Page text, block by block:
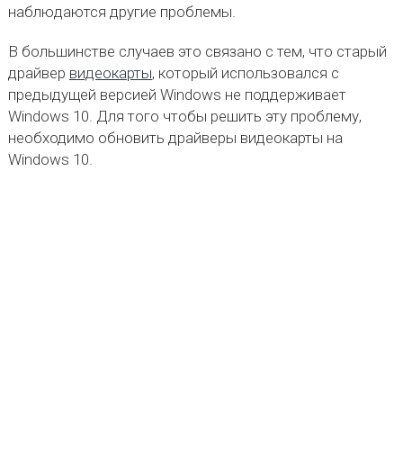
наблюдаются другие проблемы.
В большинстве случаев это связано с тем, что старый
драйвер видеокарты, который использовался с
предыдущей версией Windows не поддерживает
Windows 10. Для того чтобы решить эту проблему,
необходимо обновить драйверы видеокарты на
Windows 10.